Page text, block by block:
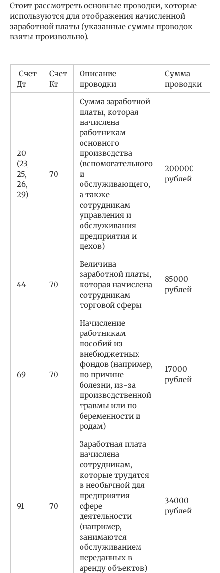
Стоит рассмотреть основные проводки, которые
используются для отображения начисленной
заработной платы (указанные суммы проводок
взяты произвольно).
Счет
Дт
Счет
Кт
Описание
проводки
Сумма
проводки
20
(23,
25,
26,
29)
70
Сумма заработной
платы, которая
начислена
работникам
основного
производства
(вспомогательного
и
обслуживающего,
а также
сотрудникам
управления и
обслуживания
предприятия и
цехов)
200000
рублей
44 70
Величина
заработной платы,
которая начислена
сотрудникам
торговой сферы
85000
рублей
69 70
Начисление
работникам
пособий из
внебюджетных
фондов (например,
по причине
болезни, из-за
производственной
травмы или по
беременности и
родам)
17000
рублей
91 70
Заработная плата
начислена
сотрудникам,
которые трудятся
в необычной для
предприятия
сфере
деятельности
(например,
занимаются
обслуживанием
переданных в
аренду объектов)
34000
рублей